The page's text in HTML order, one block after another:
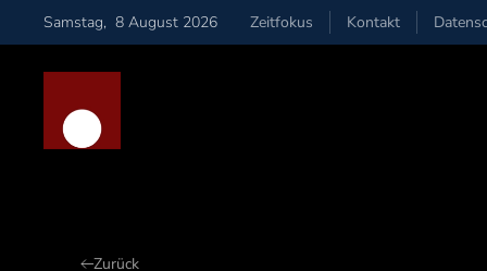
Samstag, 8 August 2026 Zeitfokus Kontakt
Zurück